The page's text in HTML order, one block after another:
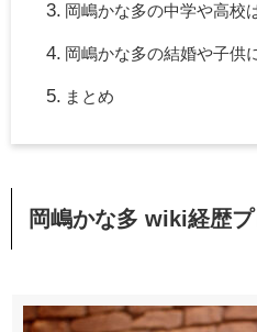
岡嶋かな多の中学や高校
岡嶋かな多の結婚や子供
まとめ
岡嶋かな多 wiki経歴プ